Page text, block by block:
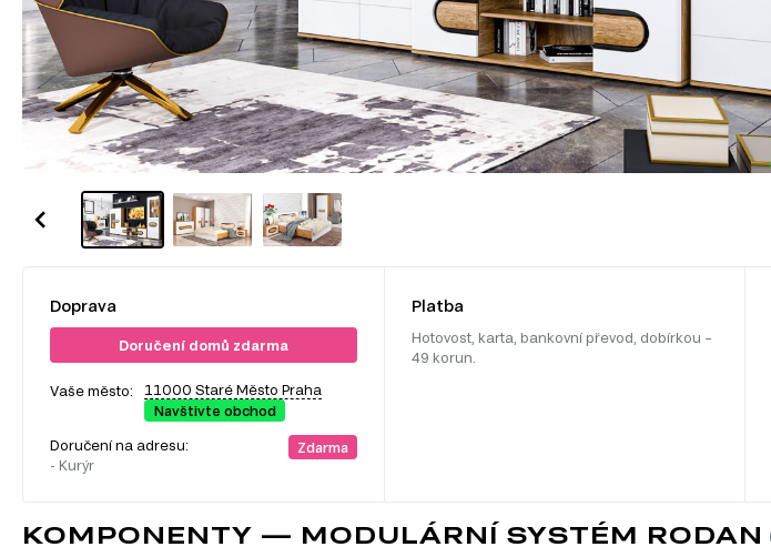
Doprava
Doručení domů zdarma
Vaše město:
11000 Staré Město Praha
Navštivte obchod
Doručení na adresu:
- Kurýr
Zdarma
Platba
Hotovost, karta, bankovní převod, dobírkou –
49 korun.
KOMPONENTY — MODULÁRNÍ SYSTÉM RODAN